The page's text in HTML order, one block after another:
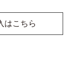
はこちら